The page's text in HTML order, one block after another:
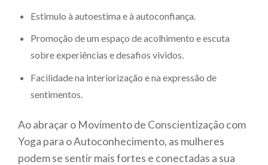
Estimulo à autoestima e à autoconfiança.
Promoção de um espaço de acolhimento e escuta
sobre experiências e desafios vividos.
Facilidade na interiorização e na expressão de
sentimentos.
Ao abraçar o Movimento de Conscientização com
Yoga para o Autoconhecimento, as mulheres
podem se sentir mais fortes e conectadas a sua